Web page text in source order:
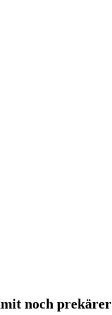
noch prekärer